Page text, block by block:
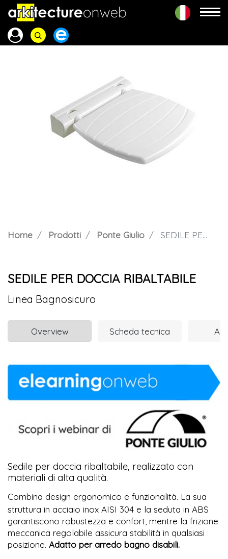
Home Prodotti Ponte Giulio SEDILE PER DOCCIA RIBALTABILE
SEDILE PER DOCCIA RIBALTABILE
Linea Bagnosicuro
Overview Scheda tecnica
Sedile per doccia ribaltabile, realizzato con
materiali di alta qualità.
Combina design ergonomico e funzionalità. La sua
struttura in acciaio inox AISI 304 e la seduta in ABS
garantiscono robustezza e confort, mentre la frizione
meccanica regolabile assicura stabilità in qualsiasi
posizione. Adatto per arredo bagno disabili.